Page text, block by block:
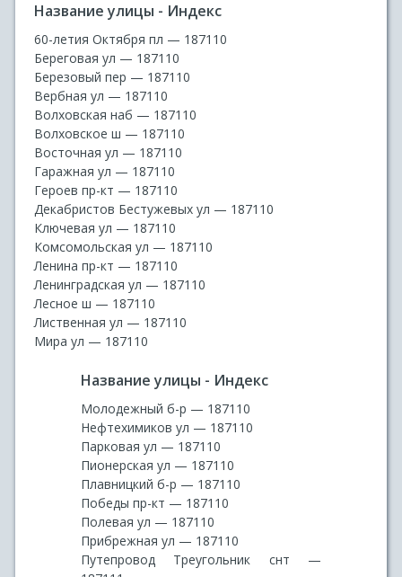
Название улицы - Индекс
60-летия Октября пл — 187110
Береговая ул — 187110
Березовый пер — 187110
Вербная ул — 187110
Волховская наб — 187110
Волховское ш — 187110
Восточная ул — 187110
Гаражная ул — 187110
Героев пр-кт — 187110
Декабристов Бестужевых ул — 187110
Ключевая ул — 187110
Комсомольская ул — 187110
Ленина пр-кт — 187110
Ленинградская ул — 187110
Лесное ш — 187110
Лиственная ул — 187110
Мира ул — 187110
Название улицы - Индекс
Молодежный б-р — 187110
Нефтехимиков ул — 187110
Парковая ул — 187110
Пионерская ул — 187110
Плавницкий б-р — 187110
Победы пр-кт — 187110
Полевая ул — 187110
Прибрежная ул — 187110
Путепровод Треугольник снт —